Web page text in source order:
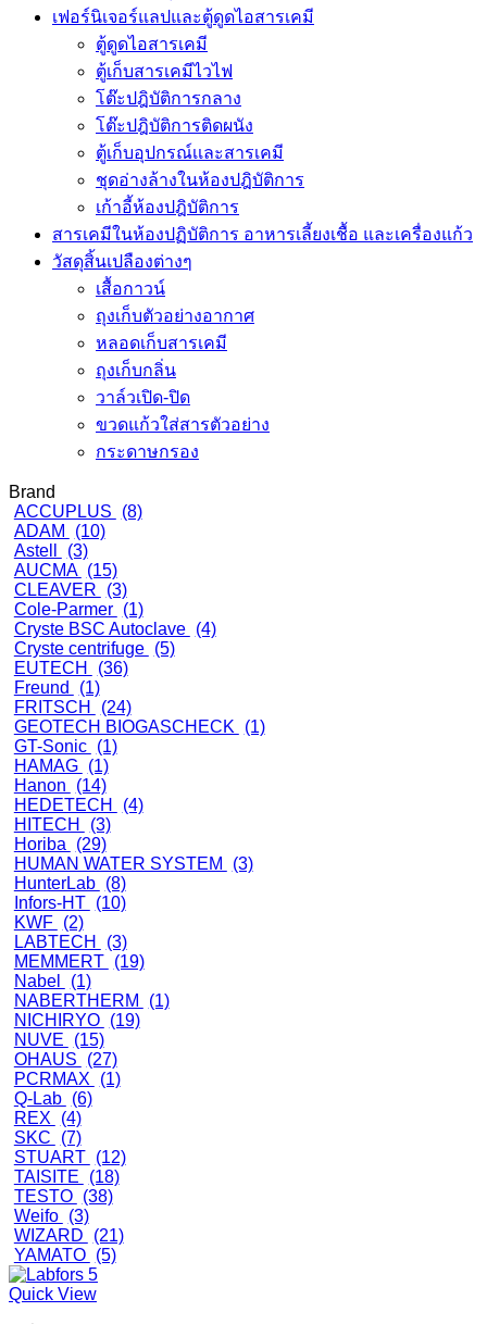
เฟอร์นิเจอร์แลปและตู้ดูดไอสารเคมี
ตู้ดูดไอสารเคมี
ตู้เก็บสารเคมีไวไฟ
โต๊ะปฎิบัติการกลาง
โต๊ะปฎิบัติการติดผนัง
ตู้เก็บอุปกรณ์เเละสารเคมี
ชุดอ่างล้างในห้องปฎิบัติการ
เก้าอี้ห้องปฎิบัติการ
สารเคมีในห้องปฏิบัติการ อาหารเลี้ยงเชื้อ และเครื่องแก้ว
วัสดุสิ้นเปลืองต่างๆ
เสื้อกาวน์
ถุงเก็บตัวอย่างอากาศ
หลอดเก็บสารเคมี
ถุงเก็บกลิ่น
วาล์วเปิด-ปิด
ขวดแก้วใส่สารตัวอย่าง
กระดาษกรอง
Brand
ACCUPLUS
(8)
ADAM
(10)
Astell
(3)
AUCMA (15)
CLEAVER
(3)
Cole-Parmer (1)
Cryste BSC Autoclave (4)
Cryste centrifuge (5)
EUTECH
(36)
Freund
(1)
FRITSCH
(24)
GEOTECH BIOGASCHECK
(1)
GT-Sonic (1)
HAMAG (1)
Hanon
(14)
HEDETECH
(4)
HITECH
(3)
Horiba
(29)
HUMAN WATER SYSTEM
(3)
HunterLab (8)
Infors-HT (10)
KWF (2)
LABTECH
(3)
MEMMERT (19)
Nabel
(1)
NABERTHERM
(1)
NICHIRYO (19)
NUVE
(15)
OHAUS
(27)
PCRMAX
(1)
Q-Lab (6)
REX
(4)
SKC
(7)
STUART (12)
TAISITE
(18)
TESTO (38)
Weifo (3)
WIZARD
(21)
YAMATO (5)
Quick View